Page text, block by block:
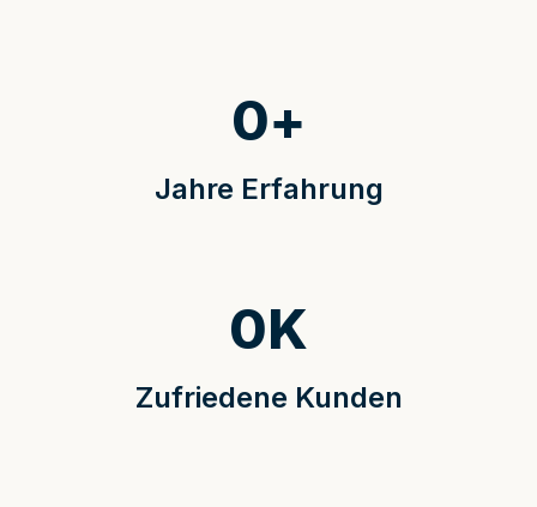
Jahre Erfahrung
0+
Zufriedene Kunden
0K